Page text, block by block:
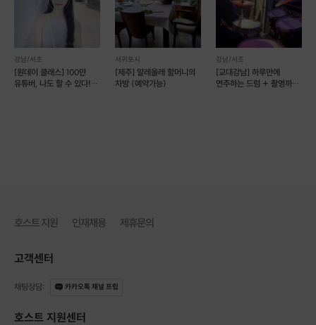
강남/서초
[원데이 클래스] 100만
유튜버, 나도 할 수 있다!
서귀포시
[제주] 알레올레 할머니의
차방 (예약가능)
강남/서초
[교대강남] 하루만에
연주하는 드럼 + 촬영까지!
호스트 지원 인재채용 제휴문의
고객센터
채팅상담: 카카오톡 채널 프립
호스트 지원센터